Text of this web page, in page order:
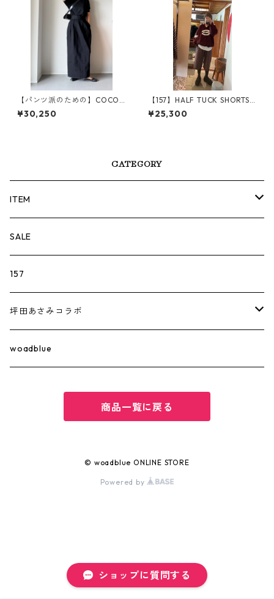
ショップに質問する
【パンツ派のための】COCO
ココ｜ハイウエスト コクーン
スカート / WB25306-BLACK
¥30,250
【157】HALF TUCK SHORTS /
157F515-BROWN
¥25,300
CATEGORY
ITEM
TOPS
157
坪田あさみ×woadblue
BOTTOM
157
坪田あさみ×woadblue
SKIRT
157
GOODS
SALE
157
坪田あさみコラボ
SALUU
woadblue
商品一覧に戻る
© woadblue ONLINE STORE
Powered by